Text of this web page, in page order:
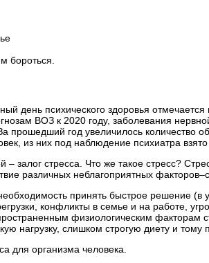
бороться.
день психического здоровья
ВОЗ к 2020 году, заболевания
прошедший год увеличилось количество
из них под наблюдение психиатра
– залог стресса. Что же такое стресс?
различных неблагоприятных
принять быстрое решение (в
конфликты в семье и на работе,
физиологическим факторам
нагрузку, слишком строгую диету и тому
для организма человека.